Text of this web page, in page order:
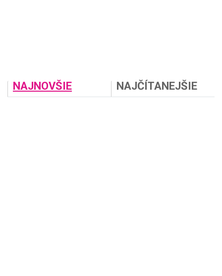
NAJNOVŠIE NAJČÍTANEJŠIE